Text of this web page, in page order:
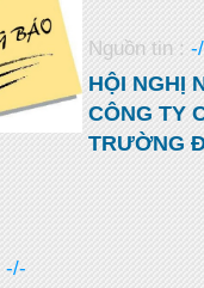
Nguồn tin :
HỘI NGHỊ
CÔNG TY
TRƯỜNG
-/-